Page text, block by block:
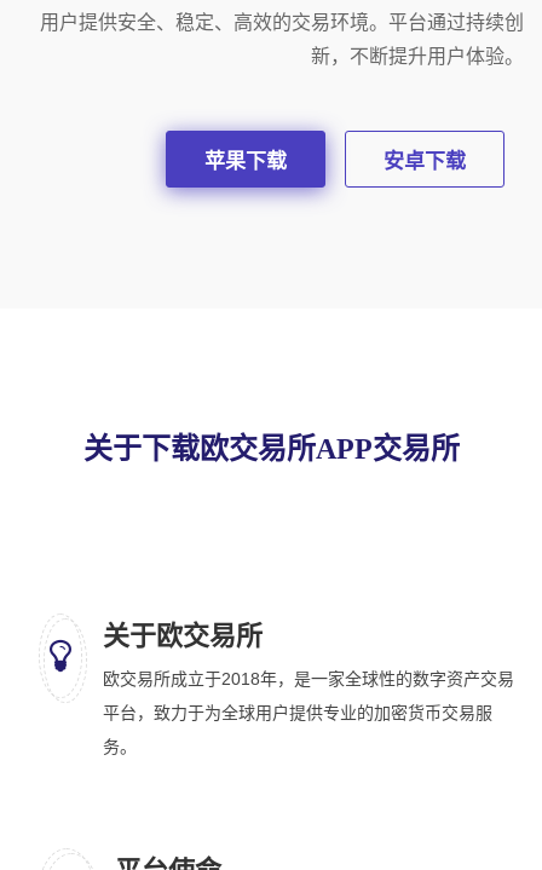
用户提供安全、稳定、高效的交易环境。平台通过持续创
新，不断提升用户体验。
苹果下载 安卓下载
关于下载欧交易所APP交易所
关于欧交易所
欧交易所成立于2018年，是一家全球性的数字资产交易
平台，致力于为全球用户提供专业的加密货币交易服
务。